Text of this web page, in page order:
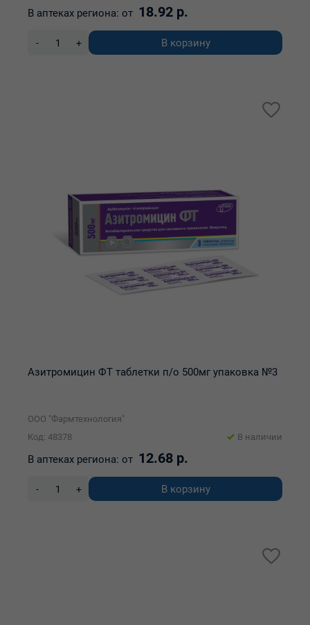
В аптеках региона: от 18.92 р.
- + В корзину
Азитромицин ФТ таблетки п/о 500мг упаковка №3
ООО "Фармтехнология"
Код: 48378
В наличии
В аптеках региона: от 12.68 р.
- + В корзину